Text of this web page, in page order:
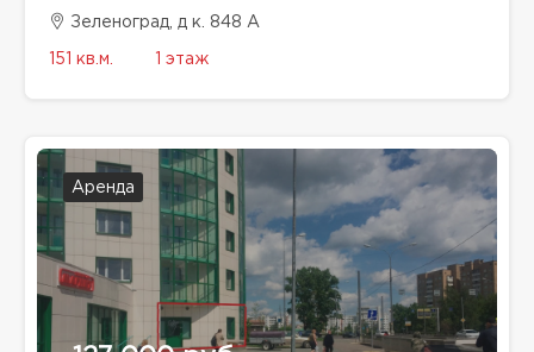
Зеленоград, д к. 848 А
151 кв.м. 1 этаж
Аренда